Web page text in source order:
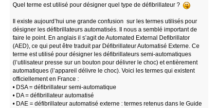
Quel terme est utilisé pour désigner quel type de défibrillateur ?
Il existe aujourd’hui une grande confusion sur les termes utilisés pour
désigner les défibrillateurs automatisés. Il nous a semblé important de
faire le point. En anglais il s’agit de Automated External Defibrillator
(AED), ce qui peut être traduit par Défibrillateur Automatisé Externe. Ce
terme est utilisé pour désigner les défibrillateurs semi-automatiques
(l’utilisateur presse sur un bouton pour délivrer le choc) et entièrement
automatiques (l’appareil délivre le choc). Voici les termes qui existent
officiellement en France :
• DSA = défibrillateur semi-automatique
• DA = défibrillateur automatisé
• DAE = défibrillateur automatisé externe : termes retenus dans le Guide